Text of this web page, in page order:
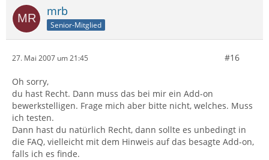
mrb
Senior-Mitglied
27. Mai 2007 um 21:45 #16
Oh sorry,
du hast Recht. Dann muss das bei mir ein Add-on
bewerkstelligen. Frage mich aber bitte nicht, welches. Muss
ich testen.
Dann hast du natürlich Recht, dann sollte es unbedingt in
die FAQ, vielleicht mit dem Hinweis auf das besagte Add-on,
falls ich es finde.